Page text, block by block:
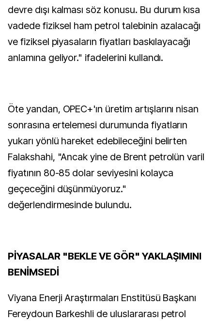
devre dışı kalması söz konusu. Bu durum kısa
vadede fiziksel ham petrol talebinin azalacağı
ve fiziksel piyasaların fiyatları baskılayacağı
anlamına geliyor." ifadelerini kullandı.
Öte yandan, OPEC+'ın üretim artışlarını nisan
sonrasına ertelemesi durumunda fiyatların
yukarı yönlü hareket edebileceğini belirten
Falakshahi, "Ancak yine de Brent petrolün varil
fiyatının 80-85 dolar seviyesini kolayca
geçeceğini düşünmüyoruz."
değerlendirmesinde bulundu.
PİYASALAR "BEKLE VE GÖR" YAKLAŞIMINI
BENİMSEDİ
Viyana Enerji Araştırmaları Enstitüsü Başkanı
Fereydoun Barkeshli de uluslararası petrol